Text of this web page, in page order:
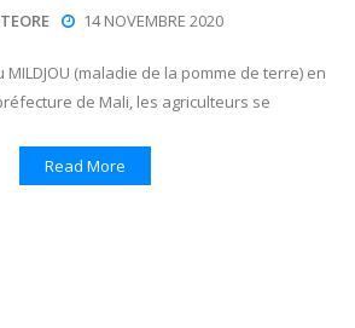
14 NOVEMBRE 2020
MILDJOU (maladie de la pomme de terre) en
de Mali, les agriculteurs se
Read More